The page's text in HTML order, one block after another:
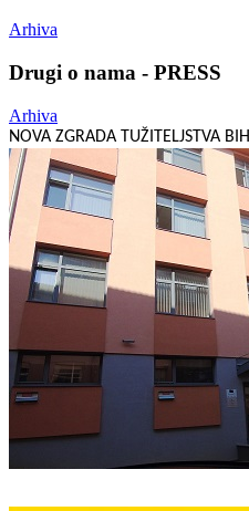
Arhiva
Drugi o nama - PRESS
Arhiva
NOVA ZGRADA TUŽITELJSTVA BIH